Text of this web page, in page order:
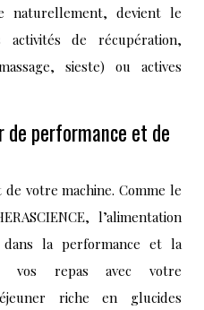
naturellement, devient le
de récupération,
sieste) ou actives
de performance et de
votre machine. Comme le
l’alimentation
la performance et la
vos repas avec votre
riche en glucides